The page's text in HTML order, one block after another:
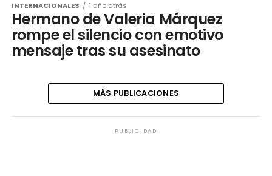
INTERNACIONALES 1 año atrás
Hermano de Valeria Márquez
rompe el silencio con emotivo
mensaje tras su asesinato
MÁS PUBLICACIONES
PUBLICIDAD